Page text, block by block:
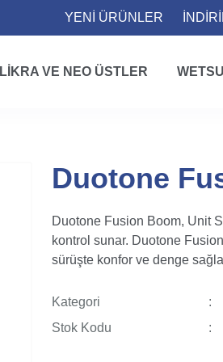
YENİ ÜRÜNLER
LIKRA VE NEO ÜSTLER
Duotone
Duotone Fusion Boom, Unit
kontrol sunar. Duotone
sürüşte konfor ve denge
Kategori
Stok Kodu